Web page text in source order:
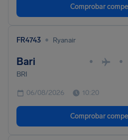
Comprobar
FR4743 • Ryanair
Bari • •
BRI
06/08/2026 10:20
Comprobar